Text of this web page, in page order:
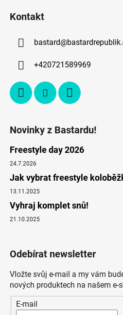
Kontakt
bastard@
+420721589969
Novinky z Bastardu!
Freestyle day 2026
24.7.2026
Jak vybrat freestyle
13.11.2025
Vyhraj komplet snů!
21.10.2025
Odebírat newsletter
Vložte svůj e-mail a my vám
nových produktech na našem e-
E-mail